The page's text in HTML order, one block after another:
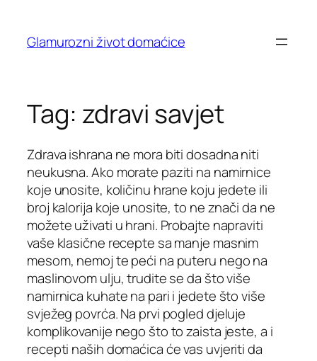
content
Glamurozni život domaćice
Tag: zdravi savjet
Zdrava ishrana ne mora biti dosadna niti
neukusna. Ako morate paziti na namirnice
koje unosite, količinu hrane koju jedete ili
broj kalorija koje unosite, to ne znači da ne
možete uživati u hrani. Probajte napraviti
vaše klasične recepte sa manje masnim
mesom, nemoj te peći na puteru nego na
maslinovom ulju, trudite se da što više
namirnica kuhate na pari i jedete što više
svježeg povrća. Na prvi pogled djeluje
komplikovanije nego što to zaista jeste, a i
recepti naših domaćica će vas uvjeriti da